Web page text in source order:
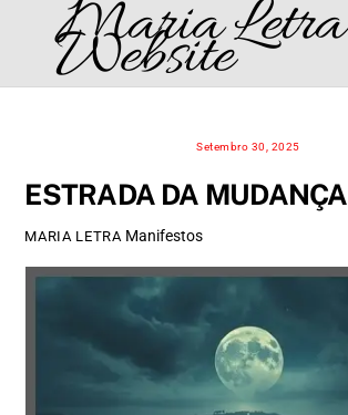
content
Maria Letra
Website
Setembro 30, 2025
ESTRADA DA MUDANÇA
MARIA LETRA Manifestos